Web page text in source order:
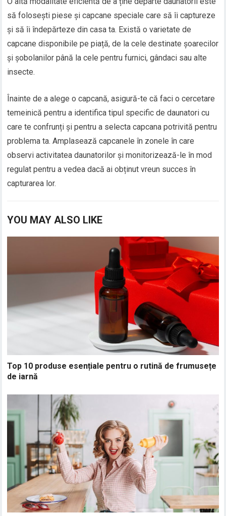
să folosești piese și capcane speciale care să îi captureze
și să îi îndepărteze din casa ta. Există o varietate de
capcane disponibile pe piață, de la cele destinate șoarecilor
și șobolanilor până la cele pentru furnici, gândaci sau alte
insecte.
Înainte de a alege o capcană, asigură-te că faci o cercetare
temeinică pentru a identifica tipul specific de daunatori cu
care te confrunți și pentru a selecta capcana potrivită pentru
problema ta. Amplasează capcanele în zonele în care
observi activitatea daunatorilor și monitorizează-le în mod
regulat pentru a vedea dacă ai obținut vreun succes în
capturarea lor.
YOU MAY ALSO LIKE
Top 10 produse esențiale pentru o rutină de frumusețe
de iarnă